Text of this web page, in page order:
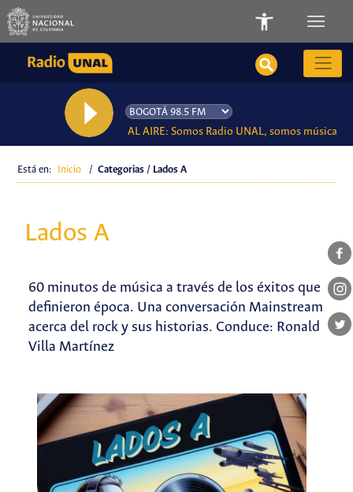
AL AIRE: Somos Radio UNAL, somos música
Está en: Inicio / Categorias / Lados A
Lados A
60 minutos de música a través de los éxitos que
definieron época. Una conversación Mainstream
acerca del rock y sus historias. Conduce: Ronald
Villa Martínez